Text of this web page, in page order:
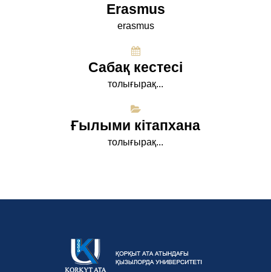
Erasmus
erasmus
Сабақ кестесі
толығырақ...
Ғылыми кітапхана
толығырақ...